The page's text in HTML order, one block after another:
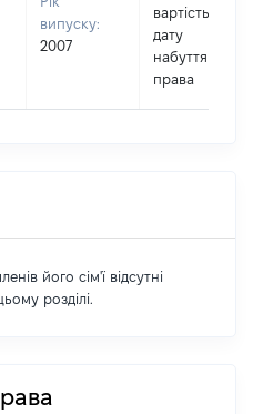
випуску:
2007
вартість на
дату
набуття
права
його сім'ї відсутні
розділі.